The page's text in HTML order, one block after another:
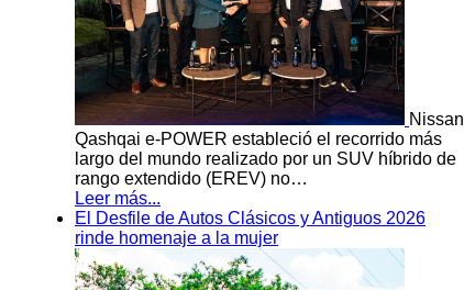
Nissan
Qashqai e-POWER estableció el recorrido más
largo del mundo realizado por un SUV híbrido de
rango extendido (EREV) no…
Leer más...
El Desfile de Autos Clásicos y Antiguos 2026
rinde homenaje a la mujer